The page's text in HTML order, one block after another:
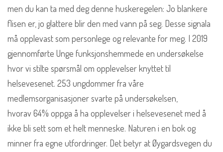
men du kan ta med deg denne huskeregelen: Jo blankere
flisen er, jo glattere blir den med vann på seg. Desse signala
må opplevast som personlege og relevante for meg. I 2019
gjennomførte Unge funksjonshemmede en undersøkelse
hvor vi stilte spørsmål om opplevelser knyttet til
helsevesenet. 253 ungdommer fra våre
medlemsorganisasjoner svarte på undersøkelsen,
hvorav 64% oppga å ha opplevelser i helsevesenet med å
ikke bli sett som et helt menneske. Naturen i en bok og
minner fra egne utfordringer. Det betyr at Øygardsvegen du